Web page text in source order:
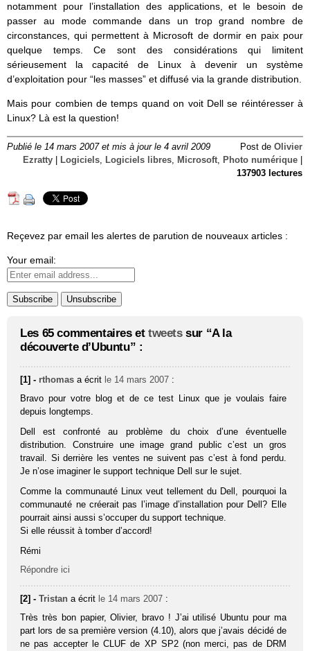
notamment pour l’installation des applications, et le besoin de
passer au mode commande dans un trop grand nombre de
circonstances, qui permettent à Microsoft de dormir en paix pour
quelque temps. Ce sont des considérations qui limitent
sérieusement la capacité de Linux à devenir un système
d’exploitation pour “les masses” et diffusé via la grande distribution.
Mais pour combien de temps quand on voit Dell se réintéresser à
Linux? Là est la question!
Publié le 14 mars 2007 et mis à jour le 4 avril 2009 Post de Olivier
Ezratty
Logiciels, Logiciels libres, Microsoft, Photo numérique
137903 lectures
Reçevez par email les alertes de parution de nouveaux articles :
Your email:
Les 65 commentaires et tweetssur “A la
découverte d’Ubuntu” :
[1] - rthomas a écrit le 14 mars 2007 :
Bravo pour votre blog et de ce test Linux que je voulais faire
depuis longtemps.
Dell est confronté au problème du choix d’une éventuelle
distribution. Construire une image grand public c’est un gros
travail. Si derrière les ventes ne suivent pas c’est à fond perdu.
Je n’ose imaginer le support technique Dell sur le sujet.
Comme la communauté Linux veut tellement du Dell, pourquoi la
communauté ne créerait pas l’image d’installation pour Dell? Elle
pourrait ainsi aussi s’occuper du support technique.
Si elle réussit à tomber d’accord!
Rémi
Répondre ici
[2] -Tristan a écrit le 14 mars 2007 :
Très très bon papier, Olivier, bravo ! J’ai utilisé Ubuntu pour ma
part lors de sa première version (4.10), alors que j’avais décidé de
ne pas accepter le CLUF de XP SP2 (non merci, pas de DRM